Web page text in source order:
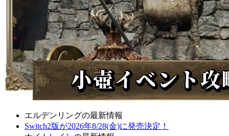
エルデンリングの最新情報
Switch2版が2026年8/28(金)に発売決定！